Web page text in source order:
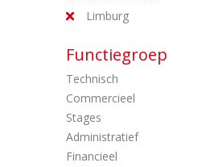
Limburg
Functiegroep
Technisch
Commercieel
Stages
Administratief
Financieel